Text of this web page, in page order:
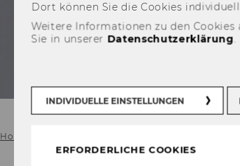
Home
Dort kön­nen Sie die Coo­kies
Weitere Informationen zu den
Sie in unserer Datenschutzerklärung.
INDIVIDUELLE EINSTELLUNGEN
ERFORDERLICHE COOKIES